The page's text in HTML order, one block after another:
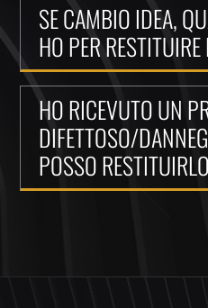
SE CAMBIO IDEA,
HO PER
HO RICEVUTO UN
DIFETTOSO/
POSSO